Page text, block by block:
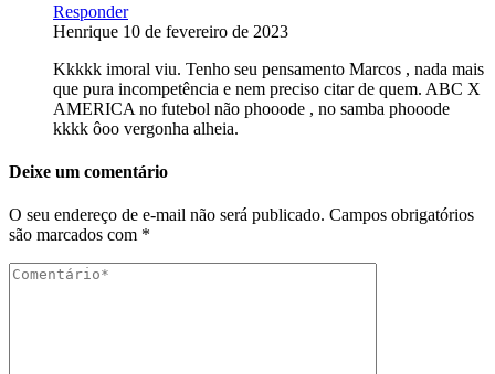
Responder
Henrique 10 de fevereiro de 2023
Kkkkk imoral viu. Tenho seu pensamento Marcos , nada mais
que pura incompetência e nem preciso citar de quem. ABC X
AMERICA no futebol não phooode , no samba phooode
kkkk ôoo vergonha alheia.
Deixe um comentário
O seu endereço de e-mail não será publicado. Campos obrigatórios
são marcados com *